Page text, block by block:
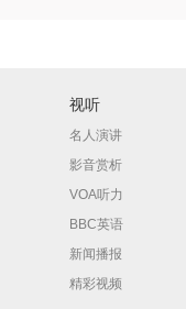
视听
名人演讲
影音赏析
VOA听力
BBC英语
新闻播报
精彩视频